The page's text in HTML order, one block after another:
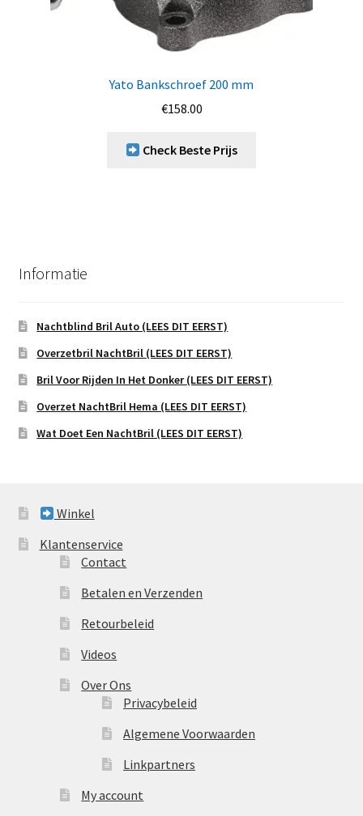
Yato Bankschroef 200 mm
€158.00
Check Beste Prijs
Informatie
Nachtblind Bril Auto (LEES DIT EERST)
Overzetbril NachtBril (LEES DIT EERST)
Bril Voor Rijden In Het Donker (LEES DIT EERST)
Overzet NachtBril Hema (LEES DIT EERST)
Wat Doet Een NachtBril (LEES DIT EERST)
Winkel
Klantenservice
Contact
Betalen en Verzenden
Retourbeleid
Videos
Over Ons
Privacybeleid
Algemene Voorwaarden
Linkpartners
My account